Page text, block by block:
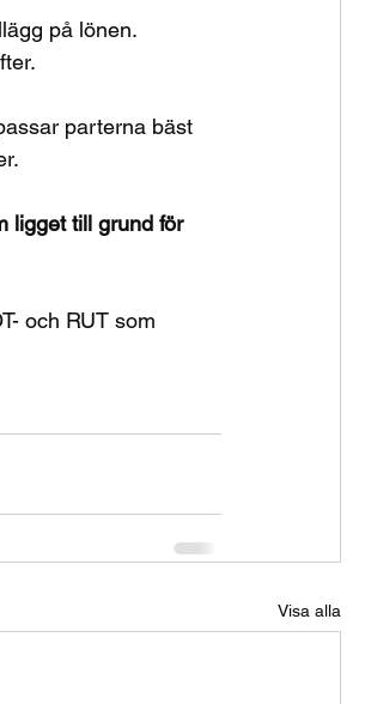
på lönen.
parterna bäst
ligget till grund för
och RUT som
Visa alla